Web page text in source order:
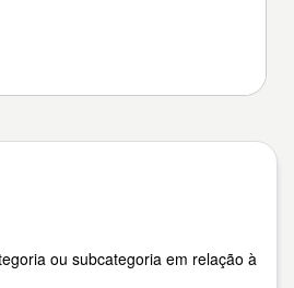
ou subcategoria em relação à